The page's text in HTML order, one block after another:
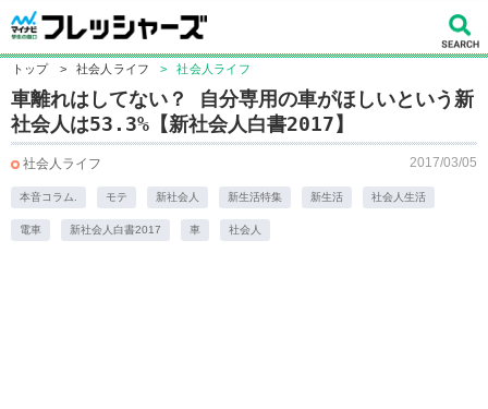
トップ > 社会人ライフ > 社会人ライフ
車離れはしてない？ 自分専用の車がほしいという新
社会人は53.3%【新社会人白書2017】
社会人ライフ 2017/03/05
本音コラム. モテ 新社会人 新生活特集 新生活 社会人生活
電車 新社会人白書2017 車 社会人